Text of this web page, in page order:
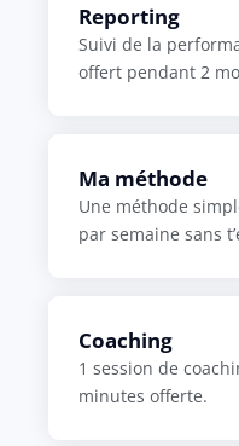
Reporting
Suivi de la
offert pendant 2
Ma méthode
Une méthode
par semaine sans
Coaching
1 session de
minutes offerte.